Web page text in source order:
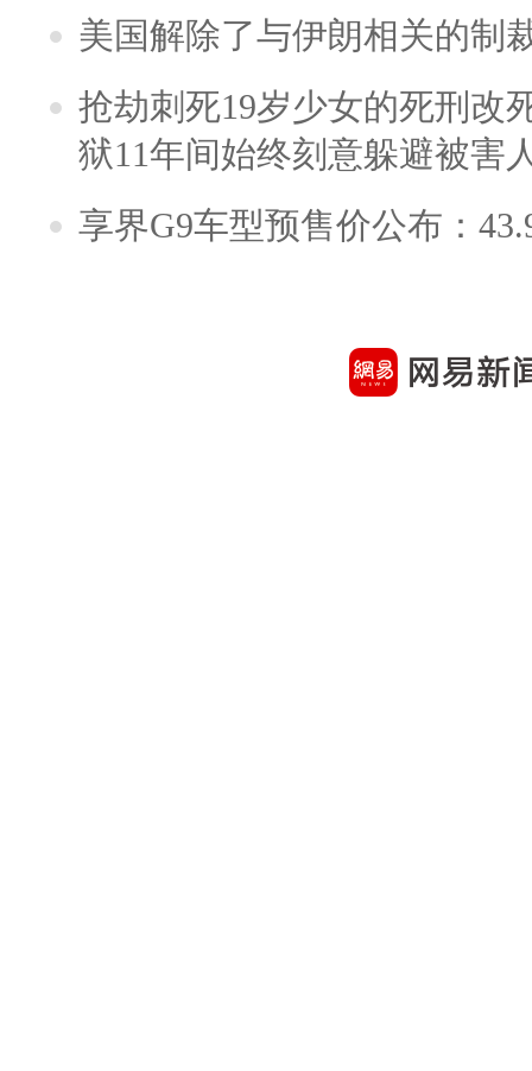
美国解除了与伊朗相关的制
抢劫刺死19岁少女的死刑改
狱11年间始终刻意躲避被害
享界G9车型预售价公布：